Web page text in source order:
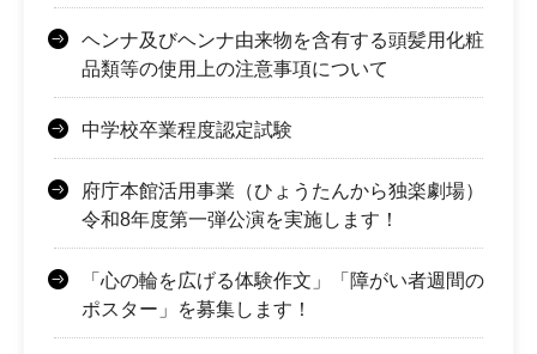
ヘンナ及びヘンナ由来物を含有する頭髪用化粧
品類等の使用上の注意事項について
中学校卒業程度認定試験
府庁本館活用事業（ひょうたんから独楽劇場）
令和8年度第一弾公演を実施します！
「心の輪を広げる体験作文」「障がい者週間の
ポスター」を募集します！